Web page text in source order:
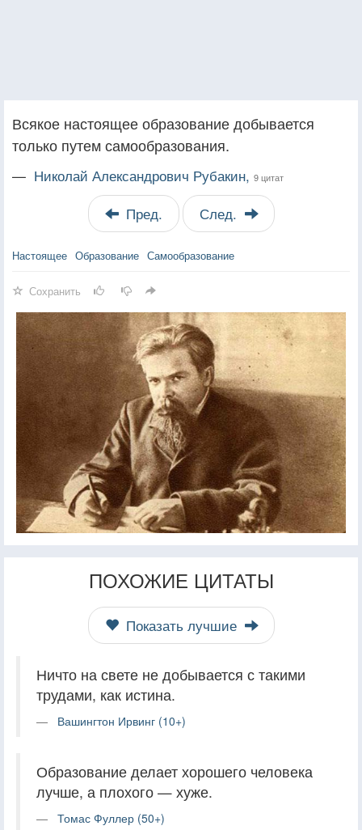
Всякое настоящее образование добывается
только путем самообразования.
— Николай Александрович Рубакин, 9 цитат
Пред. След.
Настоящее Образование Самообразование
Сохранить
ПОХОЖИЕ ЦИТАТЫ
Показать лучшие
Ничто на свете не добывается с такими
трудами, как истина.
Вашингтон Ирвинг (10+)
Образование делает хорошего человека
лучше, а плохого — хуже.
Томас Фуллер (50+)